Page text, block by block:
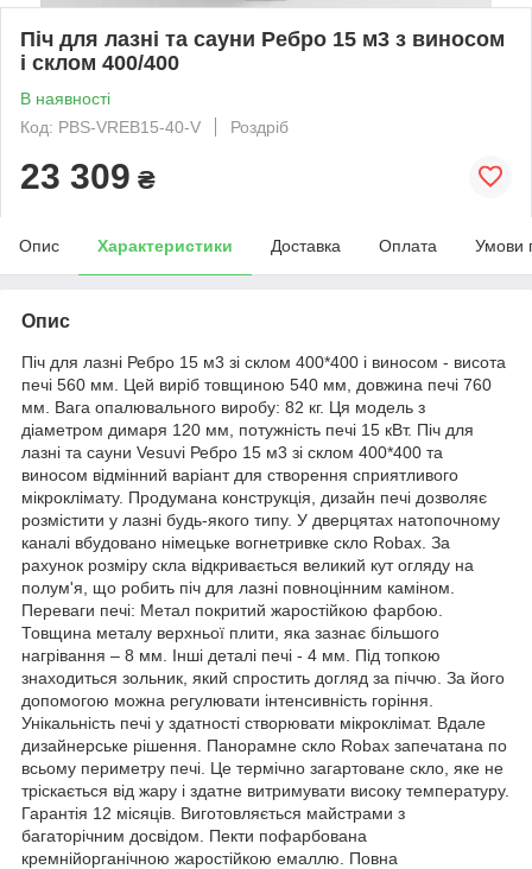
Піч для лазні та сауни Ребро 15 м3 з виносом
і склом 400/400
В наявності
Код: PBS-VREB15-40-V
Роздріб
23 309 ₴
Опис Характеристики Доставка Оплата Умови
Опис
Піч для лазні Ребро 15 м3 зі склом 400*400 і виносом - висота
печі 560 мм. Цей виріб товщиною 540 мм, довжина печі 760
мм. Вага опалювального виробу: 82 кг. Ця модель з
діаметром димаря 120 мм, потужність печі 15 кВт. Піч для
лазні та сауни Vesuvi Ребро 15 м3 зі склом 400*400 та
виносом відмінний варіант для створення сприятливого
мікроклімату. Продумана конструкція, дизайн печі дозволяє
розмістити у лазні будь-якого типу. У дверцятах натопочному
каналі вбудовано німецьке вогнетривке скло Robax. За
рахунок розміру скла відкривається великий кут огляду на
полум'я, що робить піч для лазні повноцінним каміном.
Переваги печі: Метал покритий жаростійкою фарбою.
Товщина металу верхньої плити, яка зазнає більшого
нагрівання – 8 мм. Інші деталі печі - 4 мм. Під топкою
знаходиться зольник, який спростить догляд за піччю. За його
допомогою можна регулювати інтенсивність горіння.
Унікальність печі у здатності створювати мікроклімат. Вдале
дизайнерське рішення. Панорамне скло Robax запечатана по
всьому периметру печі. Це термічно загартоване скло, яке не
тріскається від жару і здатне витримувати високу температуру.
Гарантія 12 місяців. Виготовляється майстрами з
багаторічним досвідом. Пекти пофарбована
кремнійорганічною жаростійкою емаллю. Повна